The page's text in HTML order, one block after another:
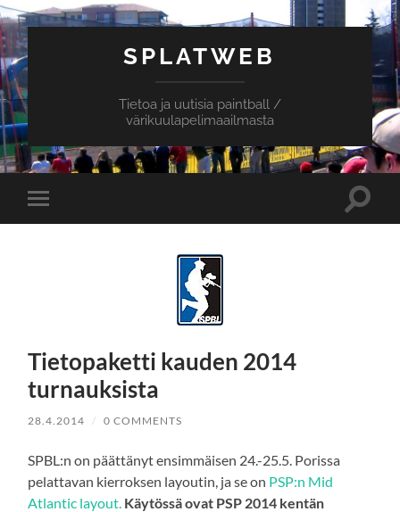
SPLATWEB
Tietoa ja uutisia paintball /
värikuulapelimaailmasta
Toggle
mobile
Toggle
Tietopaketti kauden 2014
turnauksista
28.4.2014 / 0 COMMENTS
SPBL:n on päättänyt ensimmäisen 24.-25.5. Porissa
pelattavan kierroksen layoutin, ja se on PSP:n Mid
Atlantic layout. Käytössä ovat PSP 2014 kentän